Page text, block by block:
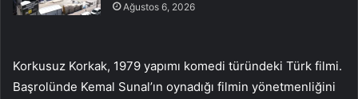
Ağustos 6, 2026
Korkusuz Korkak, 1979 yapımı komedi türündeki Türk filmi.
Başrolünde Kemal Sunal’ın oynadığı filmin yönetmenliğini